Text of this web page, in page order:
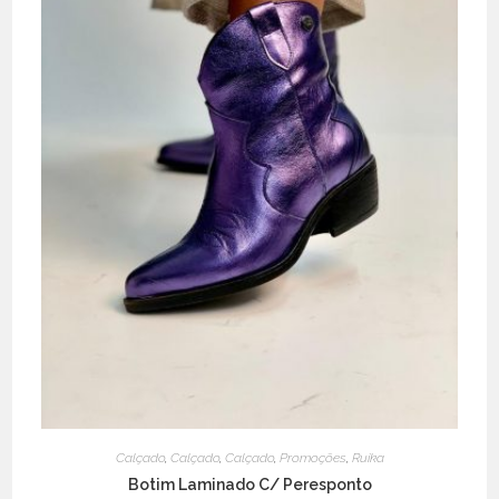
page
Calçado, Calçado, Calçado, Promoções Ruika
Botim Laminado C/ Peresponto